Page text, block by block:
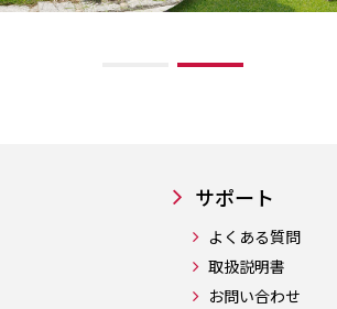
サポート
よくある質問
取扱説明書
お問い合わせ